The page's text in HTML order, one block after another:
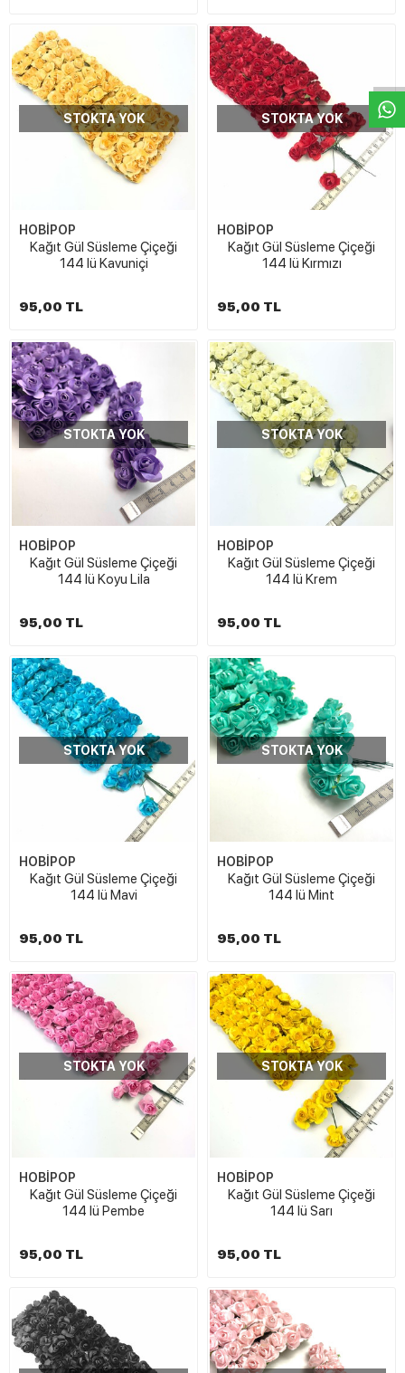
STOKTA YOK
HOBİPOP
Kağıt Gül Süsleme Çiçeği
144 lü Kavuniçi
95,00 TL
STOKTA YOK
HOBİPOP
Kağıt Gül Süsleme Çiçeği
144 lü Kırmızı
95,00 TL
STOKTA YOK
HOBİPOP
Kağıt Gül Süsleme Çiçeği
144 lü Koyu Lila
95,00 TL
STOKTA YOK
HOBİPOP
Kağıt Gül Süsleme Çiçeği
144 lü Krem
95,00 TL
STOKTA YOK
HOBİPOP
Kağıt Gül Süsleme Çiçeği
144 lü Mavi
95,00 TL
STOKTA YOK
HOBİPOP
Kağıt Gül Süsleme Çiçeği
144 lü Mint
95,00 TL
STOKTA YOK
HOBİPOP
Kağıt Gül Süsleme Çiçeği
144 lü Pembe
95,00 TL
STOKTA YOK
HOBİPOP
Kağıt Gül Süsleme Çiçeği
144 lü Sarı
95,00 TL